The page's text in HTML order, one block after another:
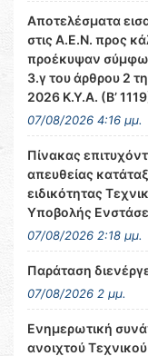
Αποτελέσματα
στις Α.Ε.Ν. προς
προέκυψαν
3.γ του άρθρου 2
2026 Κ.Υ.Α. (Β’
07/08/2026 4:16 μμ.
Πίνακας
απευθείας
ειδικότητας
Υποβολής
07/08/2026 2:18 μμ.
Παράταση
07/08/2026 2 μμ.
Ενημερωτική
ανοιχτού